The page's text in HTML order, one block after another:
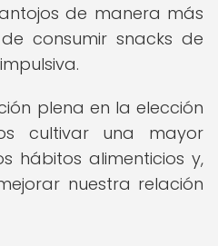
de manera más
consumir snacks de
plena en la elección
cultivar una mayor
hábitos alimenticios y,
nuestra relación